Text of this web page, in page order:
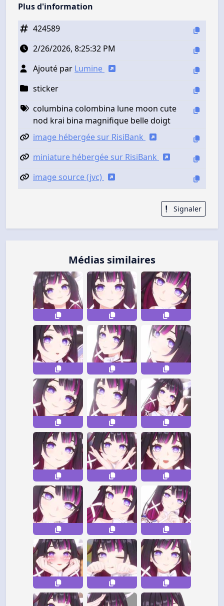
Plus d'information
424589
2/26/2026, 8:25:32 PM
Ajouté par Lumine
sticker
columbina colombina lune moon cute
nod krai bina magnifique belle doigt
image hébergée sur RisiBank
miniature hébergée sur RisiBank
image source (jvc)
Signaler
Médias similaires